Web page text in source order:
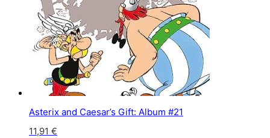
Asterix and Caesar’s Gift: Album #21
11,91 €